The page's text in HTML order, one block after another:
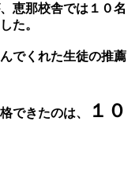
恵那校舎では１０名
た。
でくれた生徒の推薦
できたのは、
１０